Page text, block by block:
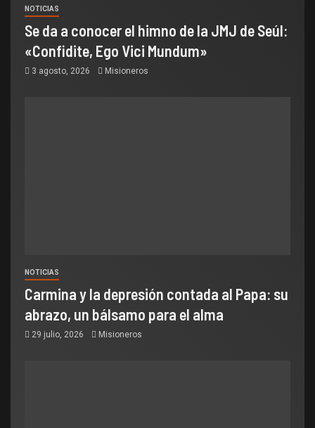
NOTICIAS
Se da a conocer el himno de la JMJ de Seúl:
«Confidite, Ego Vici Mundum»
3 agosto, 2026 Misioneros
NOTICIAS
Carmina y la depresión contada al Papa: su
abrazo, un bálsamo para el alma
29 julio, 2026 Misioneros